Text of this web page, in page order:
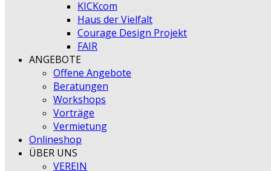
KICKcom
Haus der Vielfalt
Courage Design Projekt
FAIR
ANGEBOTE
Offene Angebote
Beratungen
Workshops
Vorträge
Vermietung
Onlineshop
ÜBER UNS
VEREIN